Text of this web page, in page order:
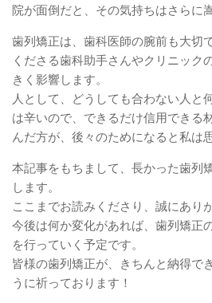
院が面倒だと、その気持ちはさらに
歯列矯正は、歯科医師の腕前も大切
くださる歯科助手さんやクリニック
きく影響します。
人として、どうしても合わない人と
は辛いので、できるだけ信用できる
んだ方が、後々のためになると私は
本記事をもちまして、長かった歯列
します。
ここまでお読みくださり、誠にあり
今後は何か変化があれば、歯列矯正
を行っていく予定です。
皆様の歯列矯正が、きちんと納得で
うに祈っております！